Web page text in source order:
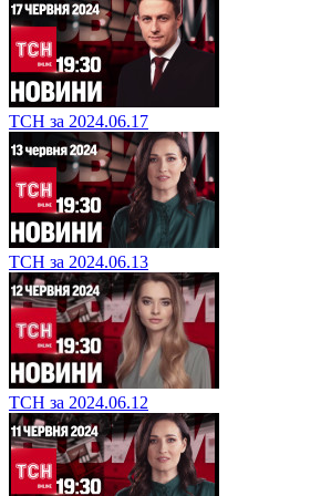
ТСН за 2024.06.17
ТСН за 2024.06.13
ТСН за 2024.06.12